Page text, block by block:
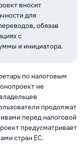
вносит
для
обязав
с
и инициатора.
по налоговым
не
продолжат
перед налоговой
предусматривает
стран ЕС.